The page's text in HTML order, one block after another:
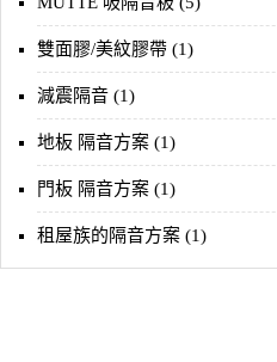
雙面膠/美紋膠帶 (1)
減震隔音 (1)
地板 隔音方案 (1)
門板 隔音方案 (1)
租屋族的隔音方案 (1)